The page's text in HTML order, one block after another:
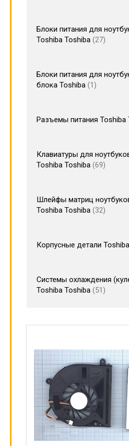
Блоки питания для
Toshiba Toshiba 27
Блоки питания для
блока Toshiba 1
Разъемы питания Toshiba
Клавиатуры для
Toshiba Toshiba 69
Шлейфы матриц
Toshiba Toshiba 32
Корпусные детали
Системы охлаждения
Toshiba Toshiba 51